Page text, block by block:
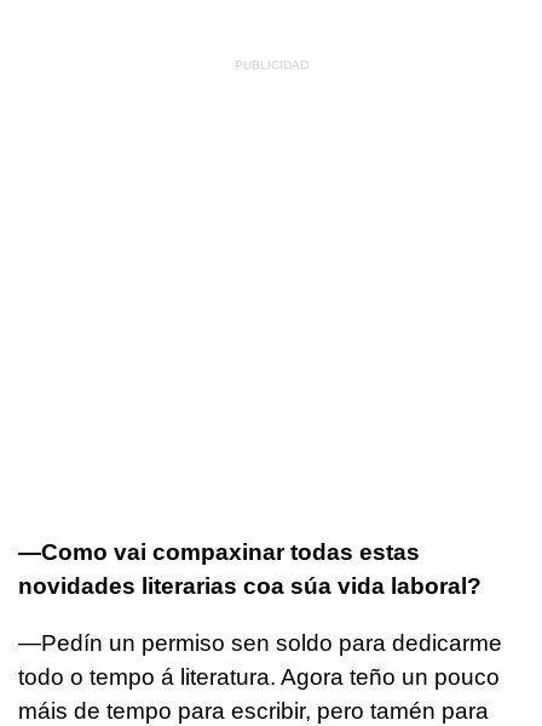
—Como vai compaxinar todas estas
novidades literarias coa súa vida laboral?
—Pedín un permiso sen soldo para dedicarme
todo o tempo á literatura. Agora teño un pouco
máis de tempo para escribir, pero tamén para